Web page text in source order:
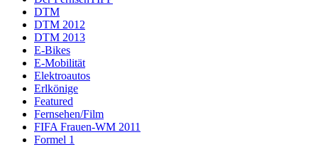
DTM
DTM 2012
DTM 2013
E-Bikes
E-Mobilität
Elektroautos
Erlkönige
Featured
Fernsehen/Film
FIFA Frauen-WM 2011
Formel 1